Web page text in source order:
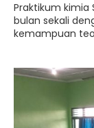
Praktikum kimia
bulan sekali
kemampuan